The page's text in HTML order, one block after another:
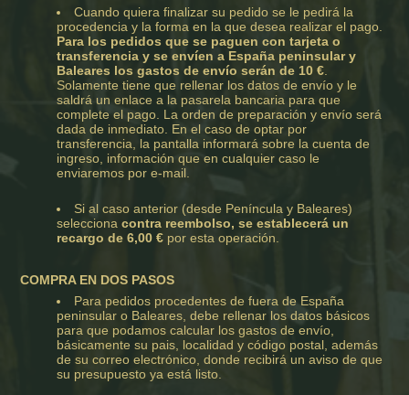
Cuando quiera finalizar su pedido se le pedirá la
procedencia y la forma en la que desea realizar el pago.
Para los pedidos que se paguen con tarjeta o
transferencia y se envíen a España peninsular y
Baleares los gastos de envío serán de 10 €.
Solamente tiene que rellenar los datos de envío y le
saldrá un enlace a la pasarela bancaria para que
complete el pago. La orden de preparación y envío será
dada de inmediato. En el caso de optar por
transferencia, la pantalla informará sobre la cuenta de
ingreso, información que en cualquier caso le
enviaremos por e-mail.
Si al caso anterior (desde Peníncula y Baleares)
seleccionacontra reembolso, se establecerá un
recargo de 6,00 € por esta operación.
COMPRA EN DOS PASOS
Para pedidos procedentes de fuera de España
peninsular o Baleares, debe rellenar los datos básicos
para que podamos calcular los gastos de envío,
básicamente su pais, localidad y código postal, además
de su correo electrónico, donde recibirá un aviso de que
su presupuesto ya está listo.